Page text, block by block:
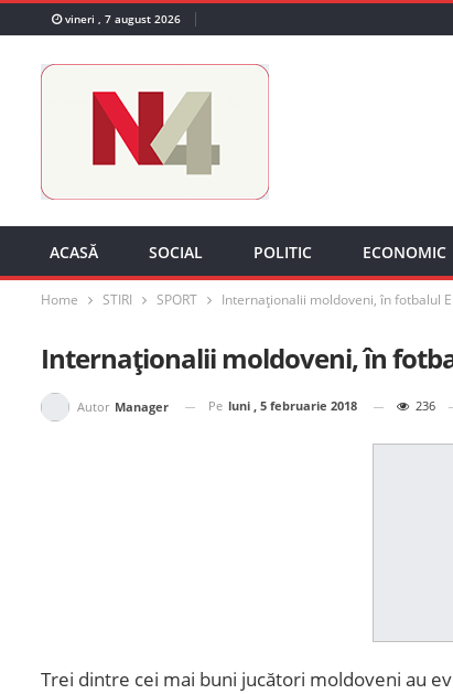
vineri , 7 august 2026
ACASĂ SOCIAL POLITIC ECONOMIC
Home STIRI SPORT Internaționalii moldoveni, în fotbalul
Internaționalii moldoveni, în
Autor Manager Pe luni , 5 februarie 2018 236
Trei dintre cei mai buni jucători moldoveni au